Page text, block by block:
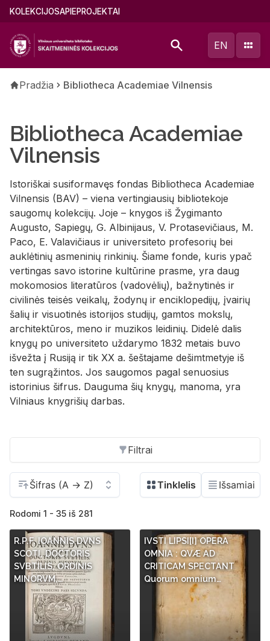
Pereiti
pagrindinį
turinį
Main
(lithuanian)
KOLEKCIJOSAPIEPROJEKTAI
EN
Kelias
Pradžia Bibliotheca Academiae Vilnensis
Bibliotheca Academiae
Vilnensis
Istoriškai susiformavęs fondas Bibliotheca Academiae
Vilnensis (BAV) – viena vertingiausių bibliotekoje
saugomų kolekcijų. Joje – knygos iš Žygimanto
Augusto, Sapiegų, G. Albinijaus, V. Protasevičiaus, M.
Paco, E. Valavičiaus ir universiteto profesorių bei
auklėtinių asmeninių rinkinių. Šiame fonde, kuris ypač
vertingas savo istorine kultūrine prasme, yra daug
mokomosios literatūros (vadovėlių), bažnytinės ir
civilinės teisės veikalų, žodynų ir enciklopedijų, įvairių
šalių ir visuotinės istorijos studijų, gamtos mokslų,
architektūros, meno ir muzikos leidinių. Didelė dalis
knygų po universiteto uždarymo 1832 metais buvo
išvežta į Rusiją ir tik XX a. šeštajame dešimtmetyje iš
ten sugrąžintos. Jos saugomos pagal senuosius
istorinius šifrus. Dauguma šių knygų, manoma, yra
Vilniaus knygrišių darbas.
Filtrai
Rodomi 1 - 35 iš 281
R.P.F. IOANNIS DVNS
SCOTI, DOCTORIS
SVBTILIS, ORDINIS
MINORVM,…
IVSTI LIPSI[I] OPERA
OMNIA : QVÆ AD
CRITICAM SPECTANT
Quorum omnium…